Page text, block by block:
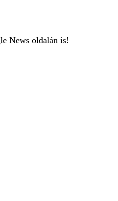
News oldalán is!